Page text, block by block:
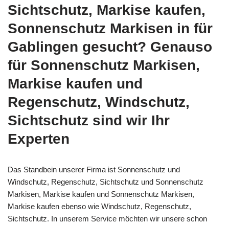
Sichtschutz, Markise kaufen,
Sonnenschutz Markisen in für
Gablingen gesucht? Genauso
für Sonnenschutz Markisen,
Markise kaufen und
Regenschutz, Windschutz,
Sichtschutz sind wir Ihr
Experten
Das Standbein unserer Firma ist Sonnenschutz und
Windschutz, Regenschutz, Sichtschutz und Sonnenschutz
Markisen, Markise kaufen und Sonnenschutz Markisen,
Markise kaufen ebenso wie Windschutz, Regenschutz,
Sichtschutz. In unserem Service möchten wir unsere schon